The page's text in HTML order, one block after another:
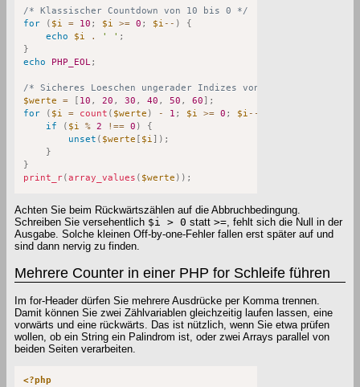
/* Klassischer Countdown von 10 bis 0 */
for
( $i = 10 ; $i >= 0 ; $i -- )
{
echo
$i . ' ' ;
}
echo
PHP_EOL;
/* Sicheres Loeschen ungerader Indizes von hinten */
$werte
= 10 , 20 , 30 , 40 , 50 , 60
;
for
( $i = count ( $werte ) - 1 ; $i >= 0 ; $i --
if
( $i % 2 !== 0 )
{
unset ( $werte $i ) ;
}
}
print_r( array_values ( $werte ) ) ;
Achten Sie beim Rückwärtszählen auf die Abbruchbedingung.
Schreiben Sie versehentlich $i > 0 statt >=, fehlt sich die Null in der
Ausgabe. Solche kleinen Off-by-one-Fehler fallen erst später auf und
sind dann nervig zu finden.
Mehrere Counter in einer PHP for Schleife führen
Im for-Header dürfen Sie mehrere Ausdrücke per Komma trennen.
Damit können Sie zwei Zählvariablen gleichzeitig laufen lassen, eine
vorwärts und eine rückwärts. Das ist nützlich, wenn Sie etwa prüfen
wollen, ob ein String ein Palindrom ist, oder zwei Arrays parallel von
beiden Seiten verarbeiten.
<?php